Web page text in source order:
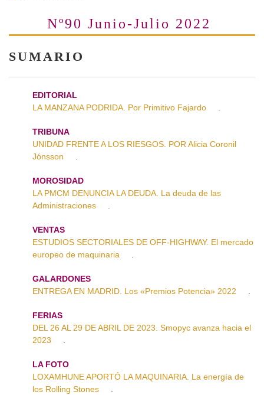
Nº90 Junio-Julio 2022
SUMARIO
EDITORIAL
LA MANZANA PODRIDA. Por Primitivo Fajardo
TRIBUNA
UNIDAD FRENTE A LOS RIESGOS. POR Alicia Coronil
Jónsson
MOROSIDAD
LA PMCM DENUNCIA LA DEUDA. La deuda de las
Administraciones
VENTAS
ESTUDIOS SECTORIALES DE OFF-HIGHWAY. El mercado
europeo de maquinaria
GALARDONES
ENTREGA EN MADRID. Los «Premios Potencia» 2022
FERIAS
DEL 26 AL 29 DE ABRIL DE 2023. Smopyc avanza hacia el
2023
LA FOTO
LOXAMHUNE APORTÓ LA MAQUINARIA. La energía de
los Rolling Stones